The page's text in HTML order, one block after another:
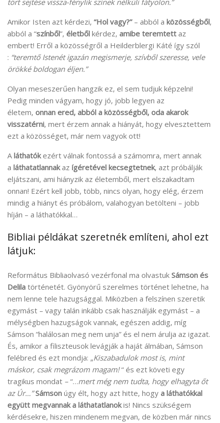
tört sejtése vissza-fénylik színek nélküli fátyolon.”
Amikor Isten azt kérdezi, “Hol vagy?”– abból a közösségből,
abból a “színből”, életből kérdez, amibe teremtett az
embert! Erről a közösségről a Heilderblergi Káté így szól
: “teremtő Istenét igazán megismerje, szívből szeresse, vele
örökké boldogan éljen.”
Olyan meseszerűen hangzik ez, el sem tudjuk képzelni!
Pedig minden vágyam, hogy jó, jobb legyen az
életem, onnan ered, abból a közösségből, oda akarok
visszatérni, mert érzem annak a hiányát, hogy elvesztettem
ezt a közösséget, már nem vagyok ott!
Aláthatókezért válnak fontossá a számomra, mert annak
a láthatatlannakaz ígéretével kecsegtetnek, azt próbálják
eljátszani, ami hiányzik az életemből, mert elszakadtam
onnan! Ezért kell jobb, több, nincs olyan, hogy elég, érzem
mindig a hiányt és próbálom, valahogyan betölteni – jobb
híján – a láthatókkal…
Bibliai példákat szeretnék említeni, ahol ezt
látjuk:
Református Bibliaolvasó vezérfonal ma olvastuk Sámson és
Delila történetét. Gyönyörű szerelmes történet lehetne, ha
nem lenne tele hazugsággal. Miközben a felszínen szeretik
egymást – vagy talán inkább csak használják egymást – a
mélységben hazugságok vannak, egészen addig, míg
Sámson “halálosan meg nem unja” és el nem árulja az igazat.
És, amikor a filiszteusok levágják a haját álmában, Sámson
felébred és ezt mondja: „Kiszabadulok most is, mint
máskor, csak megrázom magam!“ és ezt követi egy
tragikus mondat – “…mert még nem tudta, hogy elhagyta őt
az Úr…” Sámson úgy élt, hogy azt hitte, hogy a láthatókkal
együtt megvannak a láthatatlanokis! Nincs szükségem
kérdésekre, hiszen mindenem megvan, de közben már nincs